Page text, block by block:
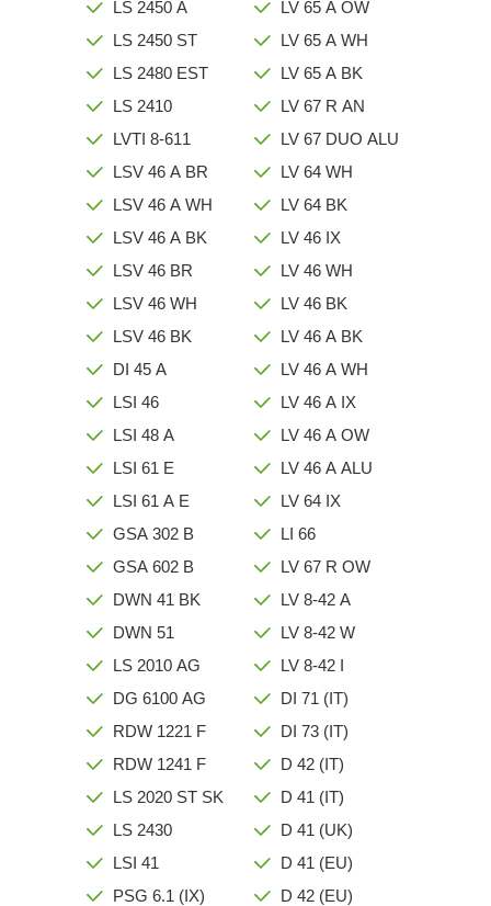
LS 2450 A
LS 2450 ST
LS 2480 EST
LS 2410
LVTI 8-611
LSV 46 A BR
LSV 46 A WH
LSV 46 A BK
LSV 46 BR
LSV 46 WH
LSV 46 BK
DI 45 A
LSI 46
LSI 48 A
LSI 61 E
LSI 61 A E
GSA 302 B
GSA 602 B
DWN 41 BK
DWN 51
LS 2010 AG
DG 6100 AG
RDW 1221 F
RDW 1241 F
LS 2020 ST SK
LS 2430
LSI 41
PSG 6.1 (IX)
LV 65 A OW
LV 65 A WH
LV 65 A BK
LV 67 R AN
LV 67 DUO ALU
LV 64 WH
LV 64 BK
LV 46 IX
LV 46 WH
LV 46 BK
LV 46 A BK
LV 46 A WH
LV 46 A IX
LV 46 A OW
LV 46 A ALU
LV 64 IX
LI 66
LV 67 R OW
LV 8-42 A
LV 8-42 W
LV 8-42 I
DI 71 (IT)
DI 73 (IT)
D 42 (IT)
D 41 (IT)
D 41 (UK)
D 41 (EU)
D 42 (EU)